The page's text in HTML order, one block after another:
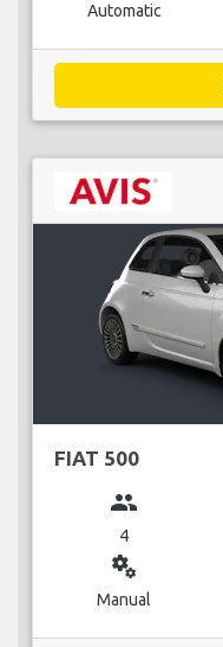
Automatic
FIAT 500
group
4
miscellaneous_services
Manual